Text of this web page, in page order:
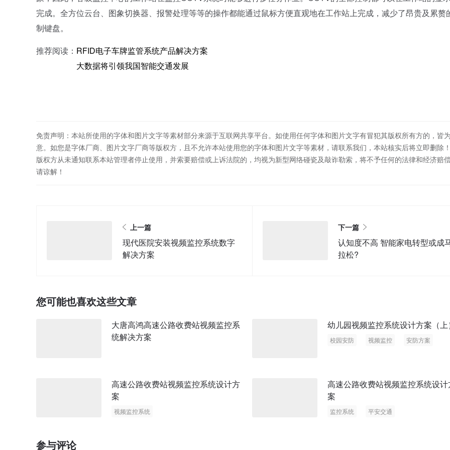
完成。全方位云台、图象切换器、报警处理等等的操作都能通过鼠标方便直观地在工作站上完成，减少了昂贵及累赘
制键盘。
推荐阅读： RFID电子车牌监管系统产品解决方案
大数据将引领我国智能交通发展
免责声明：本站所使用的字体和图片文字等素材部分来源于互联网共享平台。如使用任何字体和图片文字有冒犯其版权所有方的，皆
意。如您是字体厂商、图片文字厂商等版权方，且不允许本站使用您的字体和图片文字等素材，请联系我们，本站核实后将立即删除
版权方从未通知联系本站管理者停止使用，并索要赔偿或上诉法院的，均视为新型网络碰瓷及敲诈勒索，将不予任何的法律和经济赔
请谅解！
上一篇
现代医院安装视频监控系统数字
解决方案
下一篇
认知度不高 智能家电转型或成
拉松?
您可能也喜欢这些文章
大唐高鸿高速公路收费站视频监控系
统解决方案
幼儿园视频监控系统设计方案（上
校园安防 视频监控 安防方案
高速公路收费站视频监控系统设计方
案
视频监控系统
高速公路收费站视频监控系统设计
案
监控系统 平安交通
参与评论